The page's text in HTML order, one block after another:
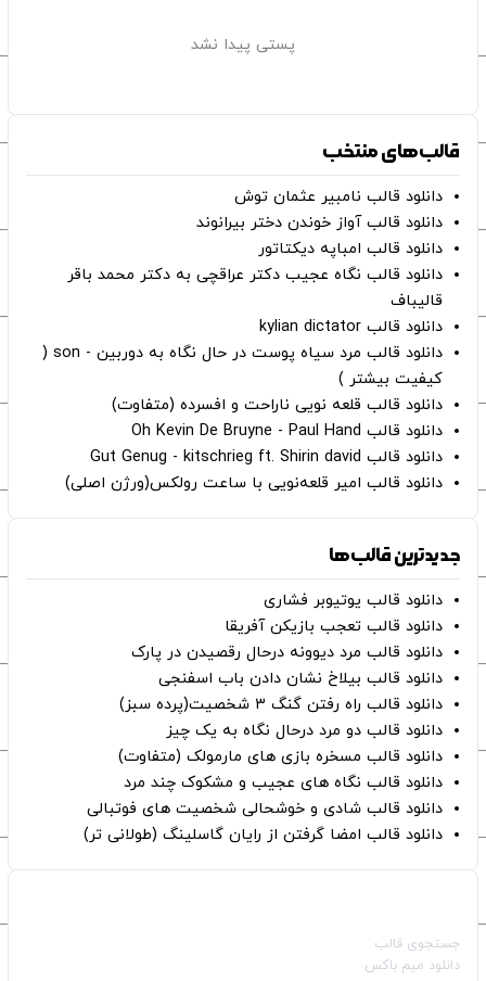
پستی پیدا نشد
قالب‌های منتخب
دانلود قالب نامبیر عثمان ‌توش
دانلود قالب آواز خوندن دختر بیرانوند
دانلود قالب امباپه دیکتاتور
دانلود قالب نگاه عجیب دکتر عراقچی به دکتر محمد باقر
قالیباف
دانلود قالب kylian dictator
دانلود قالب مرد سیاه پوست در حال نگاه به دوربین - son (
کیفیت بیشتر )
دانلود قالب قلعه نویی ناراحت و افسرده (متفاوت)
دانلود قالب Oh Kevin De Bruyne - Paul Hand
دانلود قالب Gut Genug - kitschrieg ft. Shirin david
دانلود قالب امیر قلعه‌نویی با ساعت رولکس(ورژن اصلی)
جدیدترین قالب‌ها
دانلود قالب یوتیوبر فشاری
دانلود قالب تعجب بازیکن آفریقا
دانلود قالب مرد دیوونه درحال رقصیدن در پارک
دانلود قالب بیلاخ نشان دادن باب اسفنجی
دانلود قالب راه رفتن گنگ ۳ شخصیت(پرده سبز)
دانلود قالب دو مرد درحال نگاه به یک چیز
دانلود قالب مسخره بازی های مارمولک (متفاوت)
دانلود قالب نگاه های عجیب و مشکوک چند مرد
دانلود قالب شادی و خوشحالی شخصیت های فوتبالی
دانلود قالب امضا گرفتن از رایان گاسلینگ (طولانی تر)
جستجوی قالب
دانلود میم باکس